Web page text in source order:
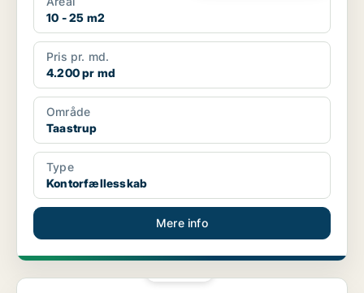
10 - 25 m2
Pris pr. md.
4.200 pr md
Område
Taastrup
Type
Kontorfællesskab
Mere info
Kontorfællesskab i Taastrup